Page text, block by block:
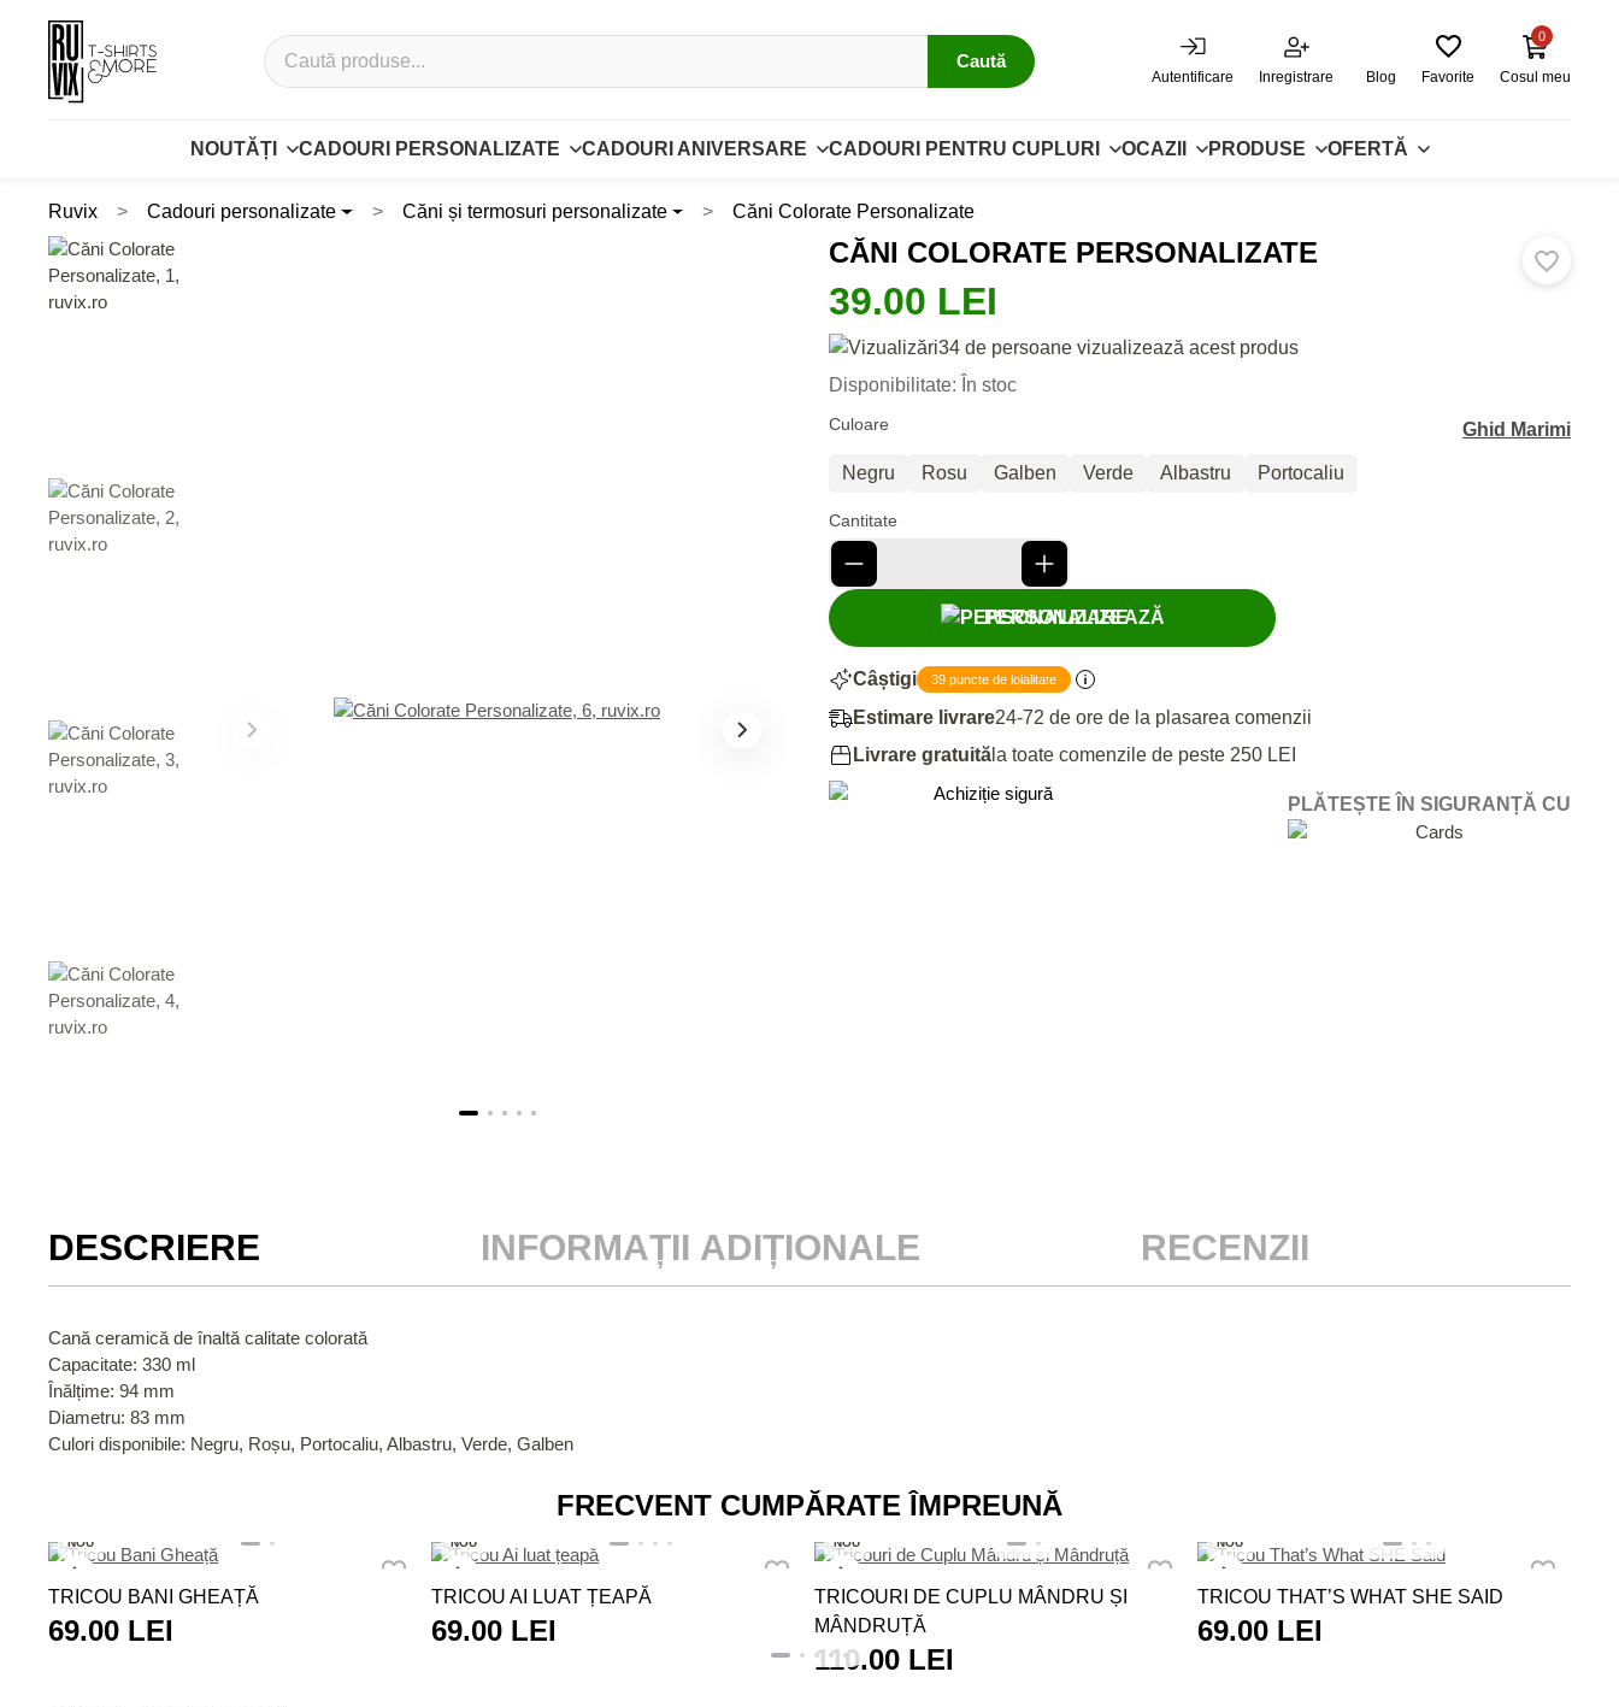
Caută
Autentificare Inregistrare Blog Favorite Cosul meu
0
NOUTĂȚI CADOURI PERSONALIZATE CADOURI ANIVERSARE CADOURI PENTRU CUPLURI OCAZII PRODUSE OFERTĂ
Ruvix Cadouri personalizate Căni și termosuri personalizate Căni Colorate Personalizate
CĂNI COLORATE PERSONALIZATE
39.00 LEI
34 de persoane vizualizează acest produs
Disponibilitate: În stoc
Culoare Ghid Marimi
Negru Rosu Galben Verde Albastru Portocaliu
Cantitate
PERSONALIZEAZĂ
Câștigi 39 puncte de loialitate
Estimare livrare24-72 de ore de la plasarea comenzii
Livrare gratuită la toate comenzile de peste 250 LEI
PLĂTEȘTE ÎN SIGURANȚĂ CU
DESCRIERE INFORMAȚII ADIȚIONALE RECENZII
Cană ceramică de înaltă calitate colorată
Capacitate: 330 ml
Înălțime: 94 mm
Diametru: 83 mm
Culori disponibile: Negru, Roșu, Portocaliu, Albastru, Verde, Galben
FRECVENT CUMPĂRATE ÎMPREUNĂ
NOU
TRICOU BANI GHEAȚĂ
69.00 LEI
NOU
TRICOU AI LUAT ȚEAPĂ
69.00 LEI
NOU
TRICOURI DE CUPLU MÂNDRU ȘI
MÂNDRUȚĂ
110.00 LEI
NOU
TRICOU THAT’S WHAT SHE SAID
69.00 LEI